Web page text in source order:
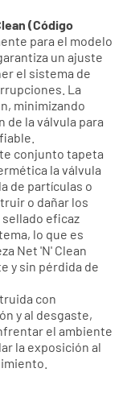
(Código
para el modelo
un ajuste
el sistema de
La
minimizando
de la válvula para
conjunto tapeta
la válvula
de partículas o
o dañar los
eficaz
lo que es
Net 'N' Clean
y sin pérdida de
con
y al desgaste,
el ambiente
la exposición al